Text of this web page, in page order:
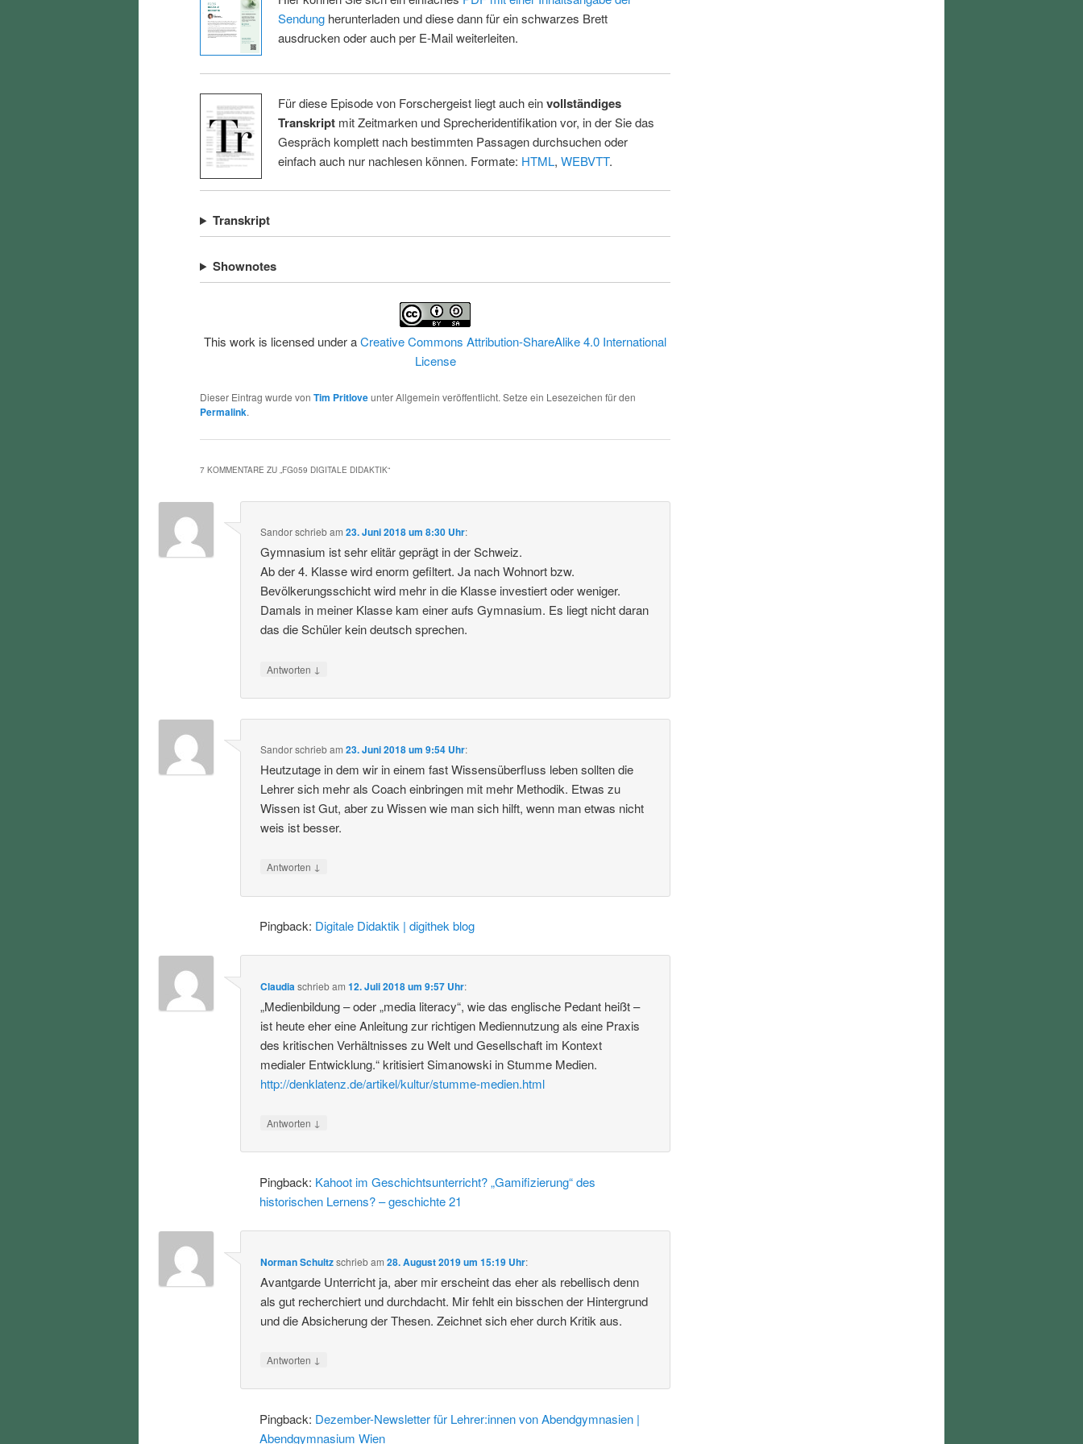
Sendungherunterladen und diese dann für ein schwarzes Brett
ausdrucken oder auch per E-Mail weiterleiten.
Für diese Episode von Forschergeist liegt auch einvollständiges
Transkriptmit Zeitmarken und Sprecheridentifikation vor, in der Sie das
Gespräch komplett nach bestimmten Passagen durchsuchen oder
einfach auch nur nachlesen können. Formate: HTML, WEBVTT.
Transkript
Shownotes
This work is licensed under aCreative Commons Attribution-ShareAlike 4.0 International
License
Dieser Eintrag wurde von Tim Pritloveunter Allgemein veröffentlicht. Setze ein Lesezeichen für den
Permalink.
7 KOMMENTARE ZU „FG059 DIGITALE DIDAKTIK“
Sandorschriebam23. Juni 2018 um 8:30 Uhr:
Gymnasium ist sehr elitär geprägt in der Schweiz.
Ab der 4. Klasse wird enorm gefiltert. Ja nach Wohnort bzw.
Bevölkerungsschicht wird mehr in die Klasse investiert oder weniger.
Damals in meiner Klasse kam einer aufs Gymnasium. Es liegt nicht daran
das die Schüler kein deutsch sprechen.
Antworten ↓
Sandorschriebam23. Juni 2018 um 9:54 Uhr:
Heutzutage in dem wir in einem fast Wissensüberfluss leben sollten die
Lehrer sich mehr als Coach einbringen mit mehr Methodik. Etwas zu
Wissen ist Gut, aber zu Wissen wie man sich hilft, wenn man etwas nicht
weis ist besser.
Antworten ↓
Pingback: Digitale Didaktik | digithek blog
Claudiaschriebam12. Juli 2018 um 9:57 Uhr:
„Medienbildung – oder „media literacy“, wie das englische Pedant heißt –
ist heute eher eine Anleitung zur richtigen Mediennutzung als eine Praxis
des kritischen Verhältnisses zu Welt und Gesellschaft im Kontext
medialer Entwicklung.“ kritisiert Simanowski in Stumme Medien.
http://denklatenz.de/artikel/kultur/stumme-medien.html
Antworten ↓
Pingback: Kahoot im Geschichtsunterricht? „Gamifizierung“ des
historischen Lernens? – geschichte 21
Norman Schultzschriebam28. August 2019 um 15:19 Uhr:
Avantgarde Unterricht ja, aber mir erscheint das eher als rebellisch denn
als gut recherchiert und durchdacht. Mir fehlt ein bisschen der Hintergrund
und die Absicherung der Thesen. Zeichnet sich eher durch Kritik aus.
Antworten ↓
Pingback: Dezember-Newsletter für Lehrer:innen von Abendgymnasien |
Abendgymnasium Wien